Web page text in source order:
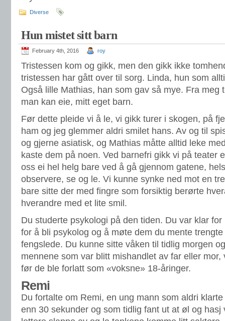
Diverse
Hun mistet sitt barn
February 4th, 2016 roy
Tristessen kom og gikk, men den gikk ikke
tristessen har gått over til sorg. Linda, hun som
Også lille Mathias, han som gav så mye. Fra
man kan eie, mitt eget barn.
Før dette pleide vi å le, vi gikk turer i skogen, på
ham og jeg glemmer aldri smilet hans. Av og til
og gjerne asiatisk, og Mathias måtte alltid leke
kaste dem på noen. Ved barnefri gikk vi på teater
oss ei hel helg bare ved å gå gjennom gatene,
observere, se og le. Vi kunne synke ned mot en
bare sitte der med fingre som forsiktig berørte
hverandre med et lite smil.
Du studerte psykologi på den tiden. Du var klar
for å bli psykolog og å møte dem du mente
fengslede. Du kunne sitte våken til tidlig morgen
mennene som var blitt mishandlet av far eller
før de ble forlatt som «voksne» 18-åringer.
Remi
Du fortalte om Remi, en ung mann som aldri
enn 30 sekunder og som tidlig fant ut at øl og hasj